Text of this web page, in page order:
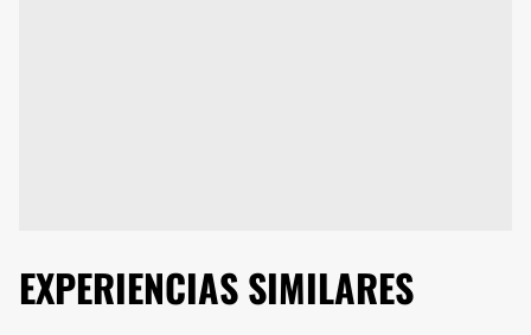
EXPERIENCIAS SIMILARES